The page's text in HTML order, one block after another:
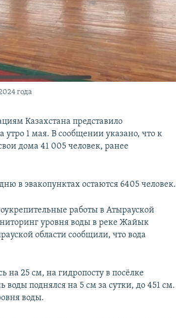
года
Казахстана представило
1 мая. В сообщении указано, что к
дома 41 005 человек, ранее
в эвакопунктах остаются 6405 человек.
работы в Атырауской
уровня воды в реке Жайык
области сообщили, что вода
на 25 см, на гидропосту в посёлке
поднялся на 5 см за сутки, до 451 см.
воды.